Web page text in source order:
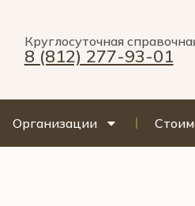
Круглосуточная
8 (812) 277-93-01
Организации